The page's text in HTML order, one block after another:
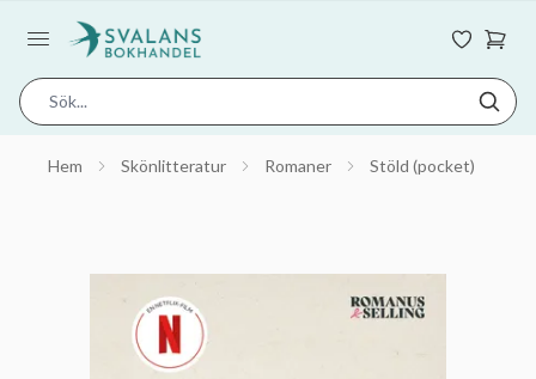
Hem Skönlitteratur Romaner Stöld (pocket)